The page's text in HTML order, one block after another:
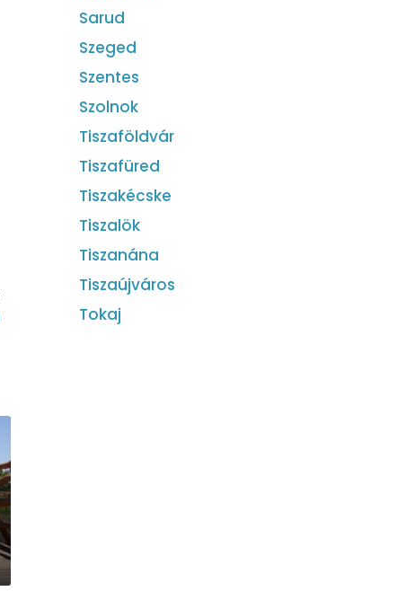
Sarud
Szeged
Szentes
Szolnok
Tiszaföldvár
Tiszafüred
Tiszakécske
Tiszalök
Tiszanána
Tiszaújváros
Tokaj